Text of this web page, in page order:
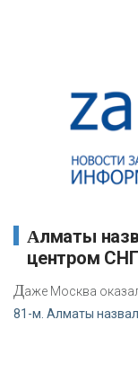
Алматы назвали лучшим финансовым
центром
Даже Москва
81-м. Алматы